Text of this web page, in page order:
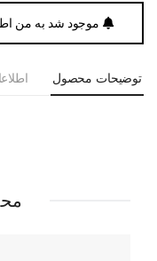
موجود شد به من
توضیحات محصول